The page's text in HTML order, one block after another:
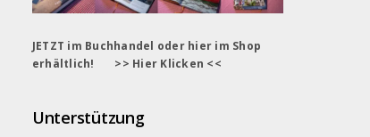
JETZT im Buchhandel oder hier im Shop
erhältlich! >> Hier Klicken <<
Unterstützung